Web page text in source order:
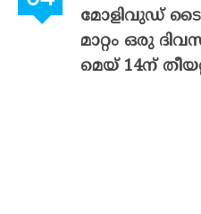
മോളിവുഡ്
മാറ്റം ഒരു
മെയ് 14ന്